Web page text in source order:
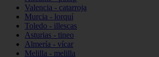
Valencia - catarroja
Murcia - lorquí
Toledo - illescas
Asturias - tineo
Almería - vícar
Melilla - melilla